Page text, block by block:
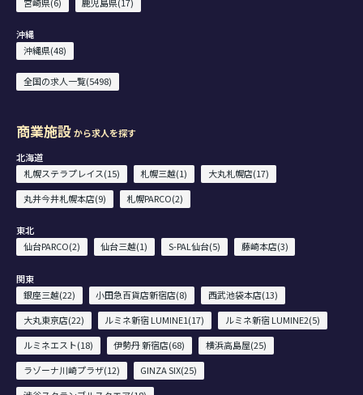
沖縄
沖縄県(48)
全国の求人一覧(5498)
商業施設から求人を探す
北海道
札幌ステラプレイス(15)
札幌三越(1)
大丸札幌店(17)
丸井今井札幌本店(9)
札幌PARCO(2)
東北
仙台PARCO(2)
仙台三越(1) S-PAL仙台(5) 藤崎本店(3)
関東
銀座三越(22)
小田急百貨店新宿店(8)
西武池袋本店(13)
大丸東京店(22)
ルミネ新宿 LUMINE1(17)
ルミネ新宿 LUMINE2(5)
ルミネエスト(18)
伊勢丹 新宿店(68)
横浜高島屋(25)
ラゾーナ川崎プラザ(12)
GINZA SIX(25)